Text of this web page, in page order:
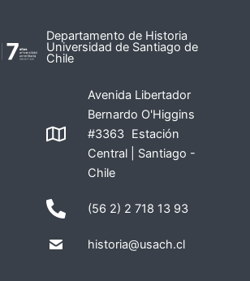
Departamento de Historia
Universidad de Santiago de
Chile
Avenida Libertador
Bernardo O'Higgins
#3363 Estación
Central | Santiago -
Chile
(56 2) 2 718 13 93
historia@usach.cl